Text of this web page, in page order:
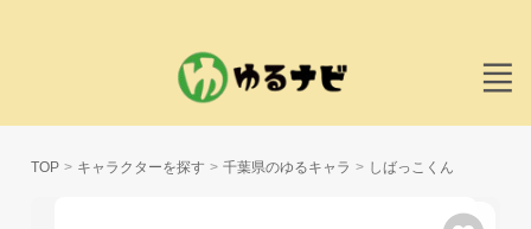
TOP キャラクターを探す 千葉県のゆるキャラ しばっこくん